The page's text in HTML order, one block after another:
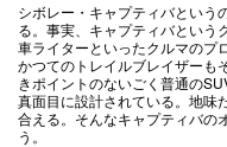
シボレー・キャプティバという
る。事実、キャプティバという
車ライターといったクルマのプ
かつてのトレイルブレイザーも
きポイントのないごく普通の
真面目に設計されている。地味
合える。そんなキャプティバの
う。